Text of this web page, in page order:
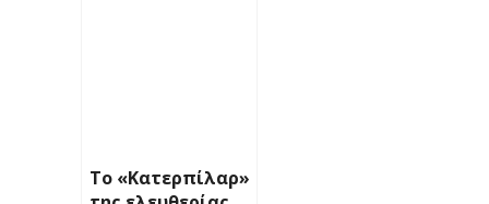
Το «Κατερπίλαρ»